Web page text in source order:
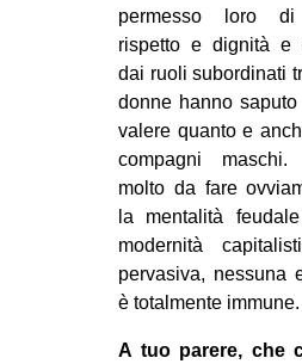
permesso loro di
rispetto e dignità e
dai ruoli subordinati
donne hanno
valere quanto e
compagni maschi.
molto da fare
la mentalità
modernità
pervasiva, nessuna
è totalmente immune.
A tuo parere, che